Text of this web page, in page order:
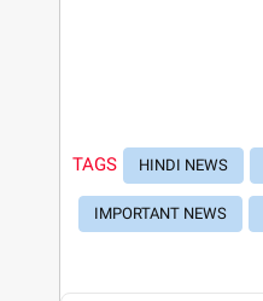
TAGS HINDI NEWS
IMPORTANT NEWS